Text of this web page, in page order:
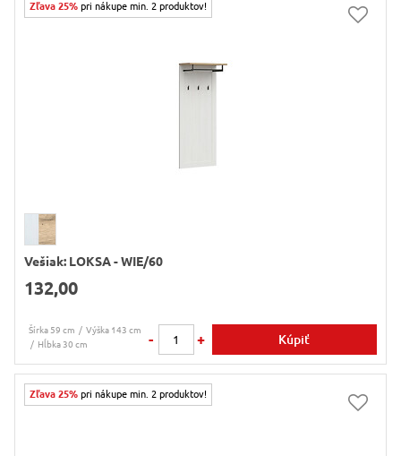
Zľava 25% pri nákupe min. 2 produktov!
Vešiak: LOKSA - WIE/60
132,00
Šírka 59 cm
Výška 143 cm
Hĺbka 30 cm
- + Kúpiť
Zľava 25% pri nákupe min. 2 produktov!